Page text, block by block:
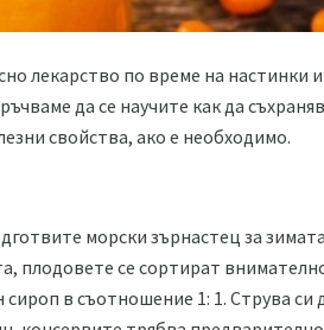
лекарство по време на настинки
да се научите как да
свойства, ако е необходимо.
морски зърнастец за
плодовете се сортират
сироп в съотношение 1: 1. Струва